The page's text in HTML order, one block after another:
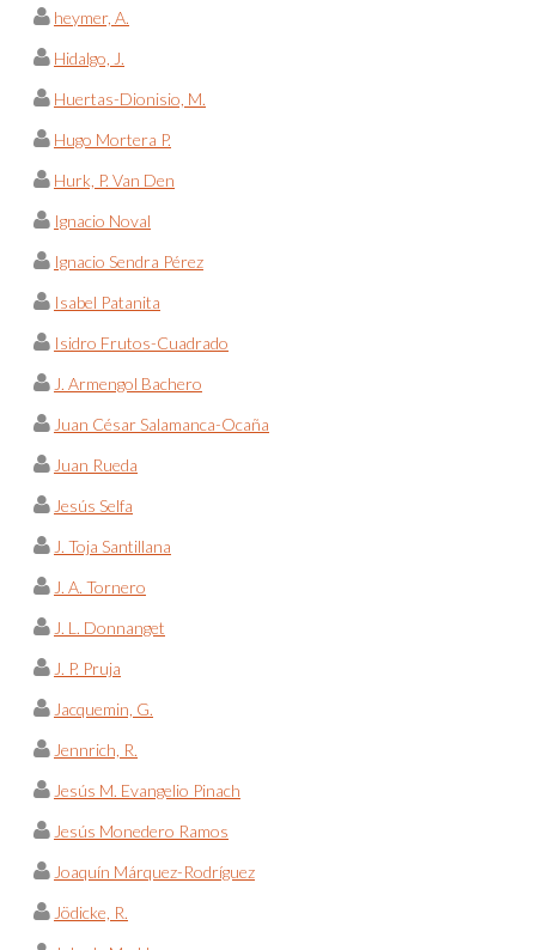
heymer, A.
Hidalgo, J.
Huertas-Dionisio, M.
Hugo Mortera P.
Hurk, P. Van Den
Ignacio Noval
Ignacio Sendra Pérez
Isabel Patanita
Isidro Frutos-Cuadrado
J. Armengol Bachero
Juan César Salamanca-Ocaña
Juan Rueda
Jesús Selfa
J. Toja Santillana
J. A. Tornero
J. L. Donnanget
J. P. Pruja
Jacquemin, G.
Jennrich, R.
Jesús M. Evangelio Pinach
Jesús Monedero Ramos
Joaquín Márquez-Rodríguez
Jödicke, R.